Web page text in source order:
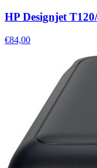
HP Designjet
€84,00